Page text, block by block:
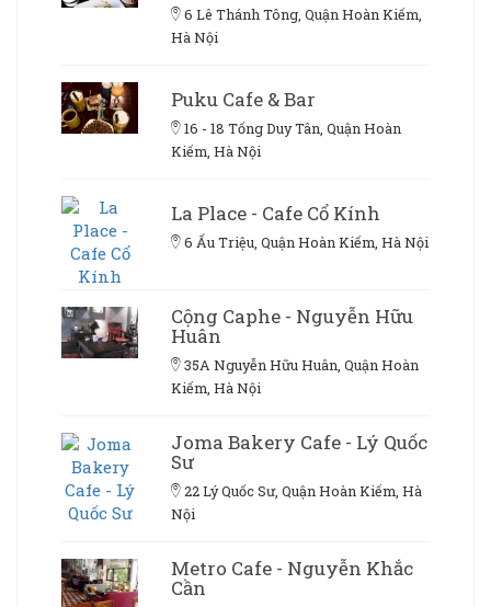
6 Lê Thánh Tông, Quận Hoàn Kiếm,
Hà Nội
Puku Cafe & Bar
16 - 18 Tống Duy Tân, Quận Hoàn
Kiếm, Hà Nội
La Place - Cafe Cổ Kính
6 Ấu Triệu, Quận Hoàn Kiếm, Hà Nội
Cộng Caphe - Nguyễn Hữu
Huân
35A Nguyễn Hữu Huân, Quận Hoàn
Kiếm, Hà Nội
Joma Bakery Cafe - Lý Quốc
Sư
22 Lý Quốc Sư, Quận Hoàn Kiếm, Hà
Nội
Metro Cafe - Nguyễn Khắc
Cần